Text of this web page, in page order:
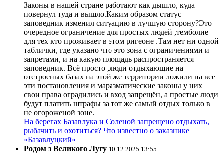
Законы в нашей стране работают как дышло, куда
повернул туда и вышло.Каким образом статус
заповедник изменил ситуацию в лучшую сторону?Это
очередное ограничение для простых людей ,темболие
для тех кто проживает в этом ригеоне .Там нет ни одной
таблички, где указано что это зона с ограничениями и
запретами, и на какую площадь распространяется
заповедник. Всё просто ,люди отдыхающие на
отстроеных базах на этой же территории ложили на все
эти постановления и маразматические законы у них
свои права оградились и вход запрещён, а простые люди
будут платить штрафы за тот же самый отдых только в
не огороженой зоне.
На берегах Базавлука и Соленой запрещено отдыхать,
рыбачить и охотиться? Что известно о заказнике
«Базавлуцкий»
Родом з Великого Лугу 10.12.2025 13:55